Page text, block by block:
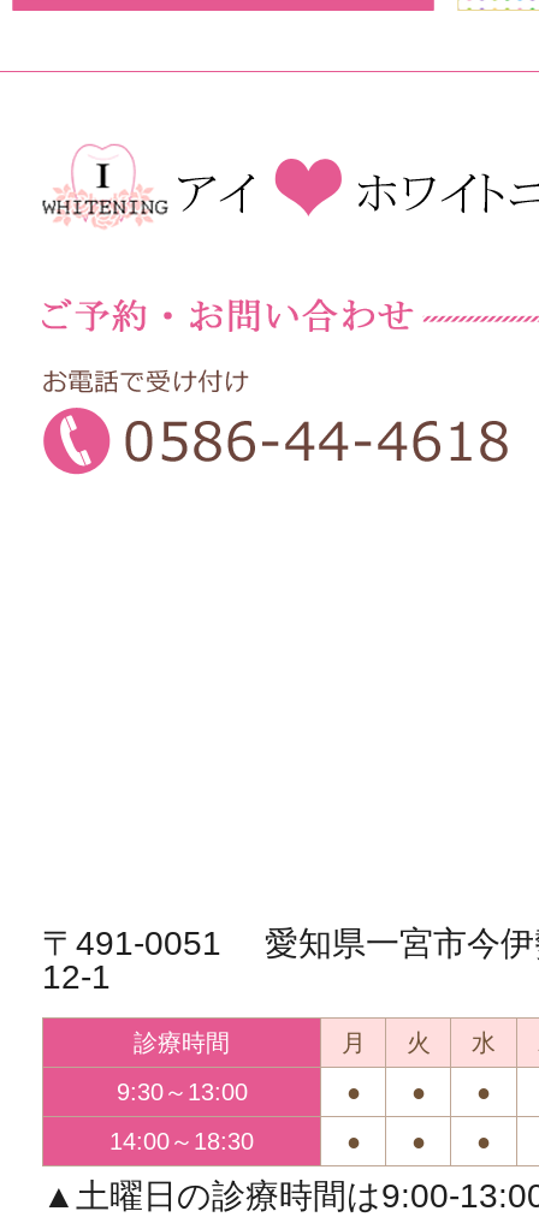
〒491-0051 愛知県一宮市今伊
12-1
診療時間 月 火 水
9:30～13:00
● ●
●
14:00～18:30
● ● ●
▲土曜日の診療時間は9:00-